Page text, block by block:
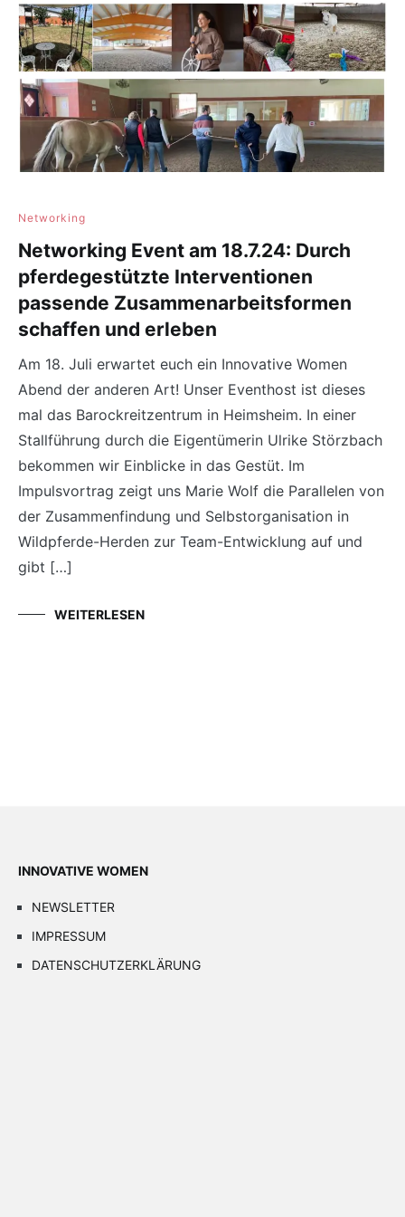
Networking
Networking Event am 18.7.24: Durch
pferdegestützte Interventionen
passende Zusammenarbeitsformen
schaffen und erleben
Am 18. Juli erwartet euch ein Innovative Women
Abend der anderen Art! Unser Eventhost ist dieses
mal das Barockreitzentrum in Heimsheim. In einer
Stallführung durch die Eigentümerin Ulrike Störzbach
bekommen wir Einblicke in das Gestüt. Im
Impulsvortrag zeigt uns Marie Wolf die Parallelen von
der Zusammenfindung und Selbstorganisation in
Wildpferde-Herden zur Team-Entwicklung auf und
gibt […]
WEITERLESEN
INNOVATIVE WOMEN
NEWSLETTER
IMPRESSUM
DATENSCHUTZERKLÄRUNG